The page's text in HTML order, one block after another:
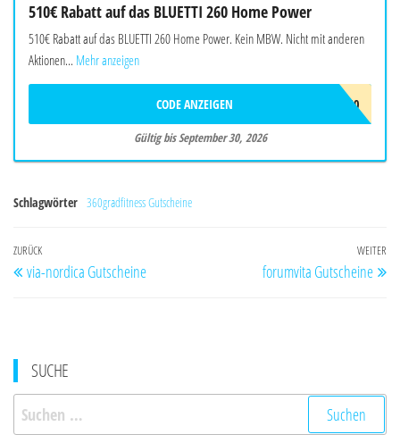
510€ Rabatt auf das BLUETTI 260 Home Power
510€ Rabatt auf das BLUETTI 260 Home Power. Kein MBW. Nicht mit anderen
Aktionen... Mehr anzeigen
BALAFF510
CODE ANZEIGEN
Gültig bis September 30, 2026
Schlagwörter 360gradfitness Gutscheine
Beitragsnavigation
Vorheriger
Beitrag
ZURÜCK
via-nordica Gutscheine
WEITER
forumvita Gutscheine
SUCHE
Suchen
nach: